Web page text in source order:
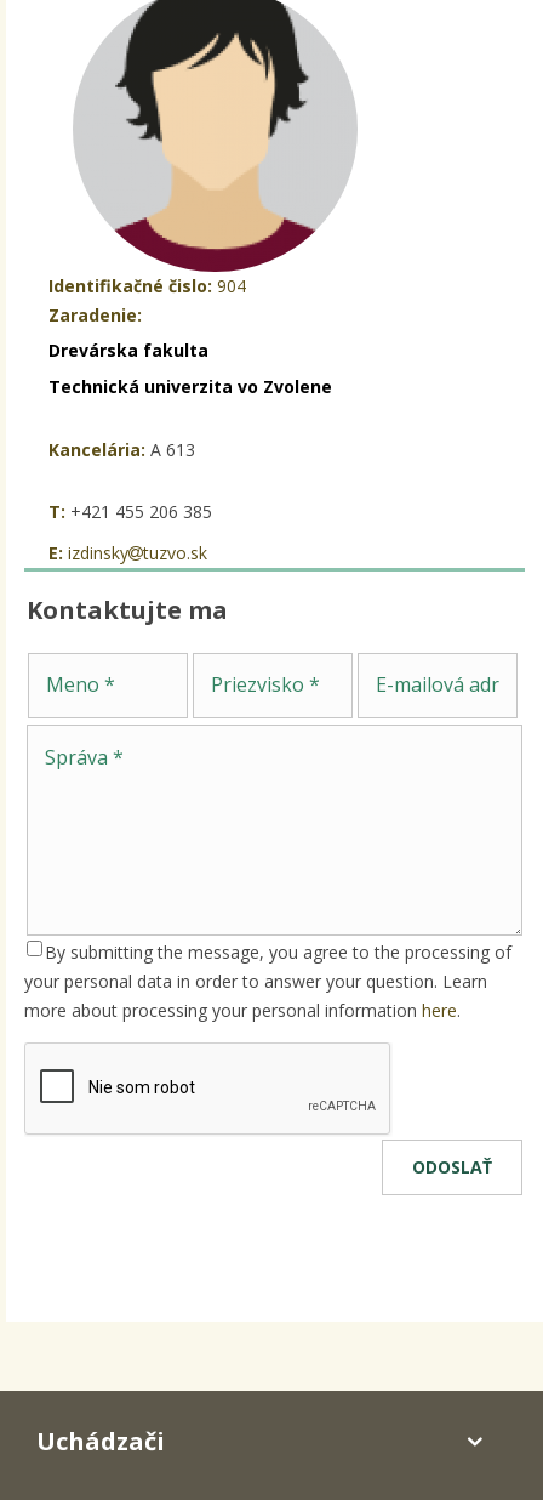
Identifikačné čislo: 904
Zaradenie:
Drevárska fakulta
Technická univerzita vo Zvolene
Kancelária: A 613
T: +421 455 206 385
E: izdinsky tuzvo.sk
Kontaktujte ma
By submitting the message, you agree to the processing of
your personal data in order to answer your question. Learn
more about processing your personal information here.
Uchádzači